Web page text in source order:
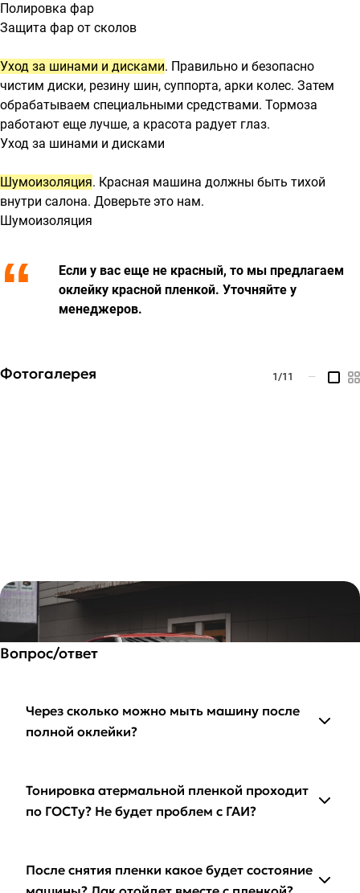
Полировка фар
Защита фар от сколов
Уход за шинами и дисками. Правильно и безопасно
чистим диски, резину шин, суппорта, арки колес. Затем
обрабатываем специальными средствами. Тормоза
работают еще лучше, а красота радует глаз.
Уход за шинами и дисками
Шумоизоляция. Красная машина должны быть тихой
внутри салона. Доверьте это нам.
Шумоизоляция
Если у вас еще не красный, то мы предлагаем
оклейку красной пленкой. Уточняйте у
менеджеров.
Фотогалерея 1/11 —
Вопрос/ответ
Через сколько можно мыть машину после
полной оклейки?
Тонировка атермальной пленкой проходит
по ГОСТу? Не будет проблем с ГАИ?
После снятия пленки какое будет состояние